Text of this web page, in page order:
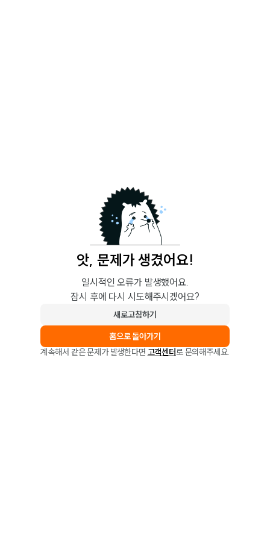
앗, 문제가 생겼어요!
일시적인 오류가 발생했어요.
잠시 후에 다시 시도해주시겠어요?
새로고침하기
홈으로 돌아가기
계속해서 같은 문제가 발생한다면 고객센터로 문의해주세요.